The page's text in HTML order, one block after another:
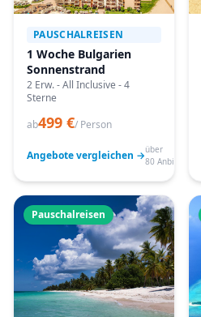
PAUSCHALREISEN
1 Woche Bulgarien
Sonnenstrand
2 Erw. - All Inclusive - 4
Sterne
ab499 €/ Person
Angebote vergleichen →über
80 Anbieter
Pauschalreisen